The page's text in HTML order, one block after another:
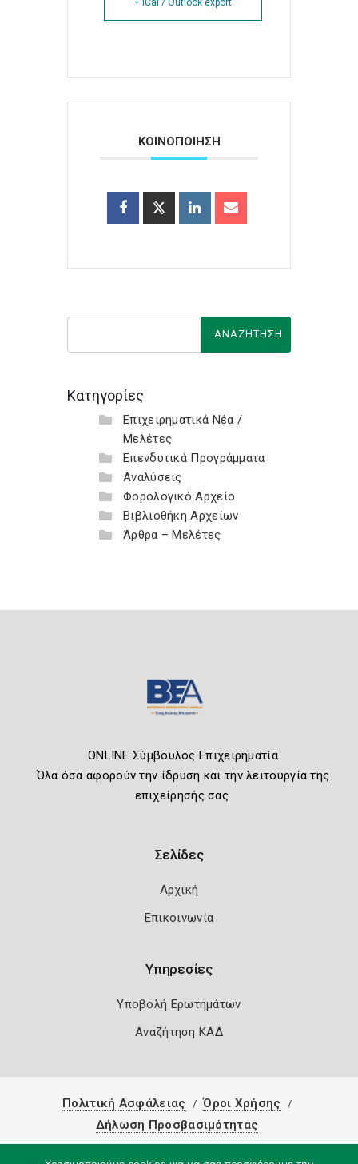
+ iCal / Outlook export
ΚΟΙΝΟΠΟΙΗΣΗ
Κατηγορίες
Επιχειρηματικά Νέα /
Μελέτες
Επενδυτικά Προγράμματα
Αναλύσεις
Φορολογικό Αρχείο
Βιβλιοθήκη Αρχείων
Άρθρα – Μελέτες
ONLINE Σύμβουλος Επιχειρηματία
Όλα όσα αφορούν την ίδρυση και την λειτουργία της
επιχείρησής σας.
Σελίδες
Αρχική
Επικοινωνία
Υπηρεσίες
Υποβολή Ερωτημάτων
Αναζήτηση ΚΑΔ
Πολιτική Ασφάλειας
Όροι Χρήσης
Δήλωση Προσβασιμότητας